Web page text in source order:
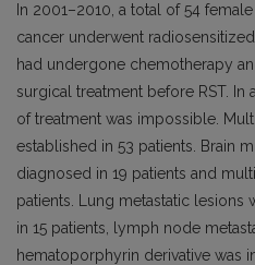
In 2001–2010, a total of 54
cancer underwent
had undergone chemotherapy
surgical treatment before RST. In
of treatment was impossible.
established in 53 patients. Brain
diagnosed in 19 patients and
patients. Lung metastatic lesions
in 15 patients, lymph node
hematoporphyrin derivative was